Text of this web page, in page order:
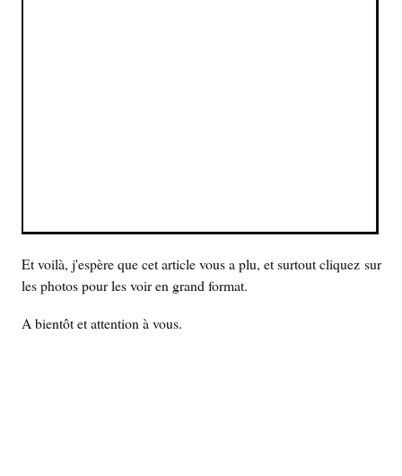
Et voilà, j'espère que cet article vous a plu, et surtout cliquez sur
les photos pour les voir en grand format.
A bientôt et attention à vous.